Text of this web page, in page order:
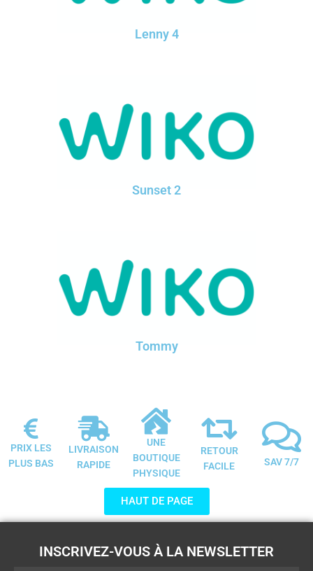
Lenny 4
Sunset 2
Tommy
PRIX LES
PLUS BAS
LIVRAISON
RAPIDE
UNE
BOUTIQUE
PHYSIQUE
RETOUR
FACILE
SAV 7/7
HAUT DE PAGE
INSCRIVEZ-VOUS À LA NEWSLETTER